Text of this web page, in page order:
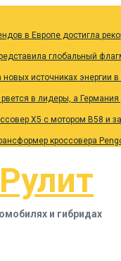
в Европе достигла
глобальный
источниках энергии
в лидеры, а
X5 с мотором B58 и
кроссовера
и гибридах